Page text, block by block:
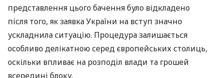
представлення цього бачення було відкладено
після того, як заявка України на вступ значно
ускладнила ситуацію. Процедура залишається
особливо делікатною серед європейських столиць,
оскільки впливає на розподіл влади та грошей
всередині блоку.